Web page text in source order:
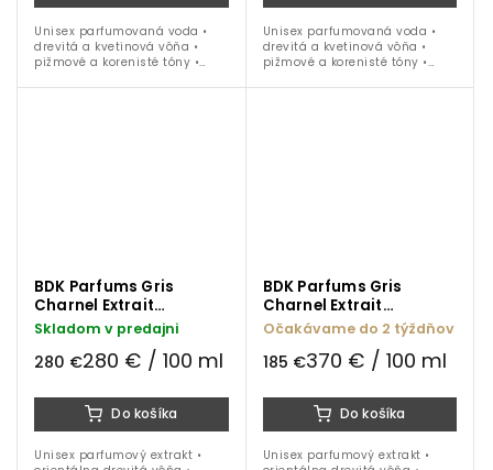
Unisex parfumovaná voda •
drevitá a kvetinová vôňa •
pižmové a korenisté tóny •
tonka • kosatec • oud • ideálna
Unisex parfumovaná voda •
drevitá a kvetinová vôňa •
pižmové a korenisté tóny •
tonka • kosatec • oud • ideálna
BDK Parfums Gris
Charnel Extrait
parfumový extrakt 100
Skladom v predajni
280 €280 € / 100 ml
Do košíka
Unisex parfumový extrakt •
BDK Parfums Gris
Charnel Extrait
parfumový extrakt 50
Očakávame do 2 týždňov
185 €370 € / 100 ml
Do košíka
Unisex parfumový extrakt •